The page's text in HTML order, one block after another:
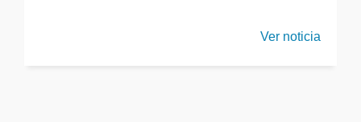
Ver noticia